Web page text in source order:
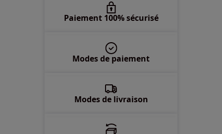
Paiement 100% sécurisé
Modes de paiement
Modes de livraison